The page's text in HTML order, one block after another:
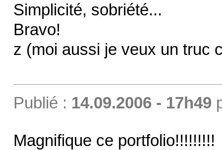
Simplicité, sobriété...
Bravo!
z (moi aussi je veux un truc
Publié : 14.09.2006 - 17h49
Magnifique ce portfolio!!!!!!!!!